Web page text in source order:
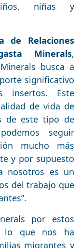
niñas y
de Relaciones
Minerals,
busca a
significativo
insertos. Este
de vida de
de este tipo de
seguir
mucho más
y por supuesto
nosotros es un
del trabajo que
por estos
lo que nos ha
migrantes y